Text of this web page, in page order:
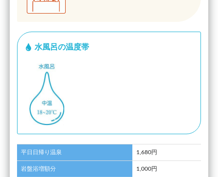
水風呂の温度帯
平日日帰り温泉 1,680円
岩盤浴増額分 1,000円